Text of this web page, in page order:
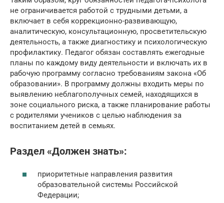
не ограничивается работой с трудными детьми, а
включает в себя коррекционно-развивающую,
аналитическую, консультационную, просветительскую
деятельность, а также диагностику и психологическую
профилактику. Педагог обязан составлять ежегодные
планы по каждому виду деятельности и включать их в
рабочую программу согласно требованиям закона «Об
образовании». В программу должны входить меры по
выявлению неблагополучных семей, находящихся в
зоне социального риска, а также планирование работы
с родителями учеников с целью наблюдения за
воспитанием детей в семьях.
Раздел «Должен знать»:
приоритетные направления развития
образовательной системы Российской
Федерации;